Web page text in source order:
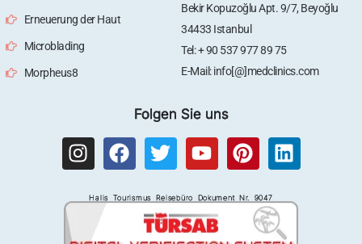
Erneuerung der Haut
Microblading
Morpheus8
Bekir Kopuzoğlu Apt. 9/7, Beyoğlu
34433 Istanbul
Tel: + 90 537 977 89 75
E-Mail: info[@]medclinics.com
Folgen Sie uns
I
n
t
F
a
e
T
w
t
t
Y
o
t
u
P
i
t
e
L
i
k
e
Halis Tourismus Reisebüro Dokument Nr. 9047